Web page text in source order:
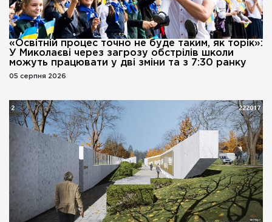
«Освітній процес точно не буде таким, як торік»:
У Миколаєві через загрозу обстрілів школи
можуть працювати у дві зміни та з 7:30 ранку
05 серпня 2026